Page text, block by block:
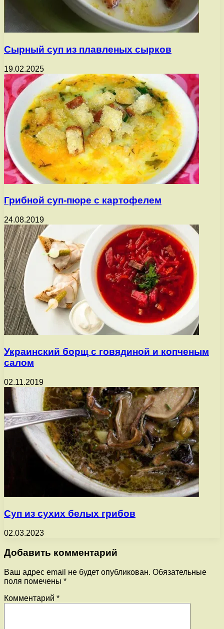
Сырный суп из плавленых сырков
19.02.2025
Грибной суп-пюре с картофелем
24.08.2019
Украинский борщ с говядиной и копченым
салом
02.11.2019
Суп из сухих белых грибов
02.03.2023
Добавить комментарий
Ваш адрес email не будет опубликован. Обязательные
поля помечены *
Комментарий *